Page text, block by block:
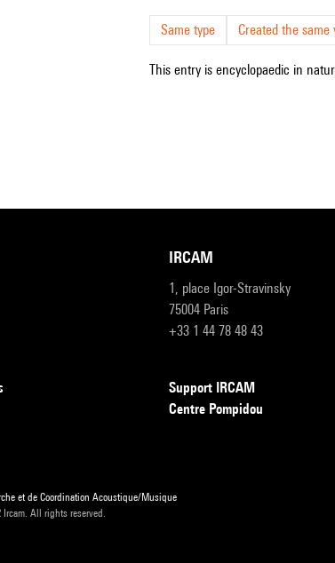
Same type Created the same
This entry is encyclopaedic in
IRCAM
1, place Igor-Stravinsky
75004 Paris
+33 1 44 78 48 43
Support IRCAM
Centre Pompidou
et de Coordination Acoustique/Musique
All rights reserved.